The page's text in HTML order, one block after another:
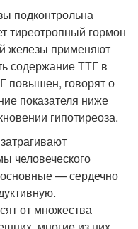
подконтрольна
тиреотропный гормон
железы применяют
содержание ТТГ в
повышен, говорят о
показателя ниже
гипотиреоза.
человеческого
— сердечно
от множества